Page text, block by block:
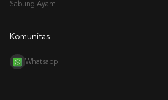
Sabung Ayam
Komunitas
Whatsapp